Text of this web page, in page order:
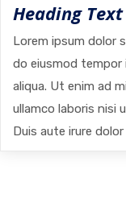
Heading
Lorem ipsum dolor
do eiusmod
aliqua. Ut enim ad
ullamco laboris nisi
Duis aute irure